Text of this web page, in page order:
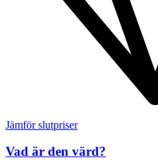
Jämför slutpriser
Vad är den värd?